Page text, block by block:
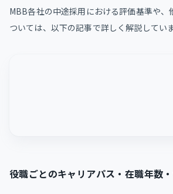
MBB各社の中途採用における評価基準や、
ついては、以下の記事で詳しく解説してい
役職ごとのキャリアパス・在職年数